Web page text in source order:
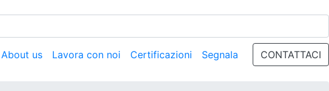
About us Lavora con noi Certificazioni Segnala CONTATTACI